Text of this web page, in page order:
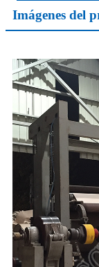
Imágenes del